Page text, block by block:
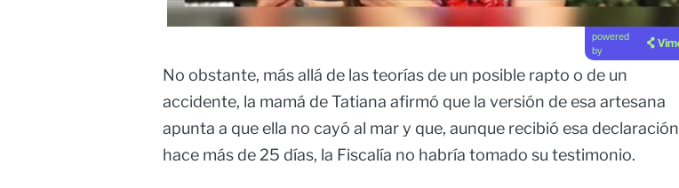
powered
by
No obstante, más allá de las teorías de un posible rapto o de un
accidente, la mamá de Tatiana afirmó que la versión de esa artesana
apunta a que ella no cayó al mar y que, aunque recibió esa declaración
hace más de 25 días, la Fiscalía no habría tomado su testimonio.